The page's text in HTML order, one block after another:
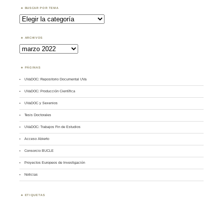
BUSCAR POR TEMA
Buscar
por
Tema
ARCHIVOS
Archivos
PÁGINAS
UVaDOC: Repositorio Documental UVa
UVaDOC: Producción Científica
UVaDOC y Sexenios
Tesis Doctorales
UVaDOC: Trabajos Fin de Estudios
Acceso Abierto
Consorcio BUCLE
Proyectos Europeos de Investigación
Noticias
ETIQUETAS